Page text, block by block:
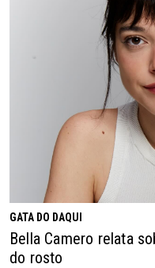
GATA DO DAQUI
Bella Camero relata
do rosto